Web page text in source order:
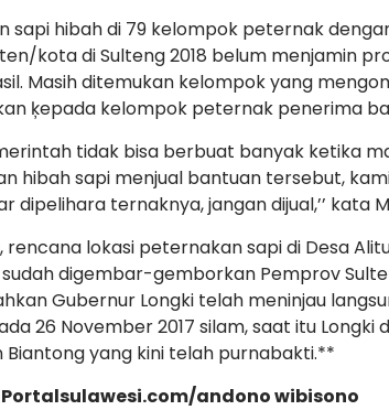
sapi hibah di 79 kelompok peternak
kota di Sulteng 2018 belum menjamin
Masih ditemukan kelompok yang
ķepada kelompok peternak penerima
tidak bisa berbuat banyak ketika
hibah sapi menjual bantuan tersebut,
dipelihara ternaknya, jangan dijual,’’ kata
rencana lokasi peternakan sapi di Desa
digembar-gemborkan Pemprov
Gubernur Longki telah meninjau
26 November 2017 silam, saat itu Longki
Biantong yang kini telah purnabakti.**
andono wibisono